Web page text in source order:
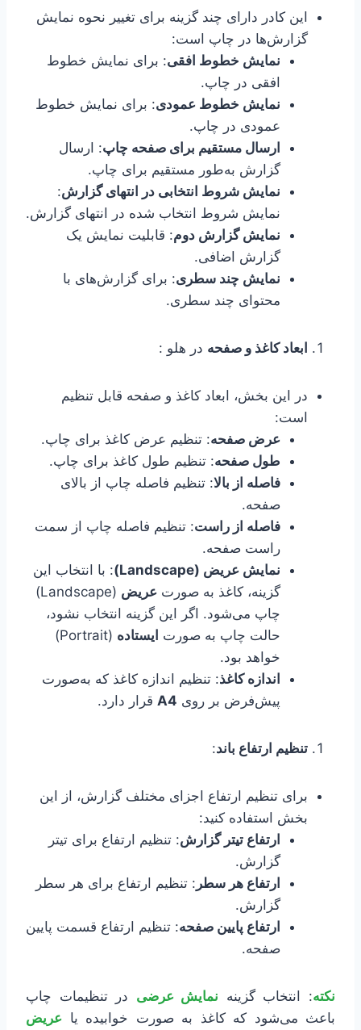
این کادر دارای چند گزینه برای تغییر نحوه نمایش
گزارش‌ها در چاپ است:
نمایش خطوط افقی: برای نمایش خطوط
افقی در چاپ.
نمایش خطوط عمودی: برای نمایش خطوط
عمودی در چاپ.
ارسال مستقیم برای صفحه چاپ: ارسال
گزارش به‌طور مستقیم برای چاپ.
نمایش شروط انتخابی در انتهای گزارش:
نمایش شروط انتخاب شده در انتهای گزارش.
نمایش گزارش دوم: قابلیت نمایش یک
گزارش اضافی.
نمایش چند سطری: برای گزارش‌های با
محتوای چند سطری.
ابعاد کاغذ و صفحه در هلو :
در این بخش، ابعاد کاغذ و صفحه قابل تنظیم
است:
عرض صفحه: تنظیم عرض کاغذ برای چاپ.
طول صفحه: تنظیم طول کاغذ برای چاپ.
فاصله از بالا: تنظیم فاصله چاپ از بالای
صفحه.
فاصله از راست: تنظیم فاصله چاپ از سمت
راست صفحه.
نمایش عریض (Landscape)
: با انتخاب این
گزینه، کاغذ به صورت عریض
(Landscape)
چاپ می‌شود. اگر این گزینه انتخاب نشود،
حالت چاپ به صورت ایستاده
(Portrait)
خواهد بود.
اندازه کاغذ: تنظیم اندازه کاغذ که به‌صورت
پیش‌فرض بر روی A4 قرار دارد.
تنظیم ارتفاع باند:
برای تنظیم ارتفاع اجزای مختلف گزارش، از این
بخش استفاده کنید:
ارتفاع تیتر گزارش: تنظیم ارتفاع برای تیتر
گزارش.
ارتفاع هر سطر : تنظیم ارتفاع برای هر سطر
گزارش.
ارتفاع پایین صفحه: تنظیم ارتفاع قسمت پایین
صفحه.
نکته: انتخاب گزینه نمایش عرضی در تنظیمات چاپ
باعث می‌شود که کاغذ به صورت خوابیده یا عریض